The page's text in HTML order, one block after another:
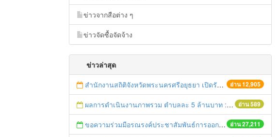
ข่าวจากสือต่าง ๆ
ข่าวจัดซื้อจัดจ้าง
ข่าวล่าสุด
อ่าน 12,905
สำนักงานสถิติจังหวัดพระนครศรีอยุธยา เปิดรับสมัครบุคคลเพื่อคัดเลือกเป็นลูกจ้างชั่วคราว
อ่าน 589
ผลการดำเนินงานภาพรวม ตำบลละ 5 ล้านบาท : 3 สิงหาคม 2559
อ่าน 27,211
ขอความร่วมมือรณรงค์ประชาสัมพันธ์การออกเสียงประชามติ